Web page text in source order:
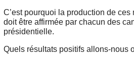
C’est pourquoi la production de
doit être affirmée par chacun des
présidentielle.
Quels résultats positifs allons-nous